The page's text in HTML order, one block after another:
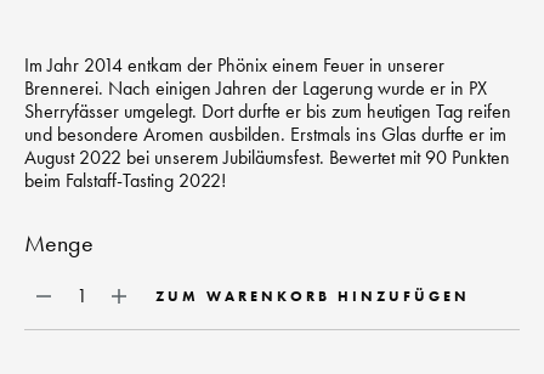
Im Jahr 2014 entkam der Phönix einem Feuer in unserer
Brennerei. Nach einigen Jahren der Lagerung wurde er in PX
Sherryfässer umgelegt. Dort durfte er bis zum heutigen Tag reifen
und besondere Aromen ausbilden. Erstmals ins Glas durfte er im
August 2022 bei unserem Jubiläumsfest. Bewertet mit 90 Punkten
beim Falstaff-Tasting 2022!
Menge